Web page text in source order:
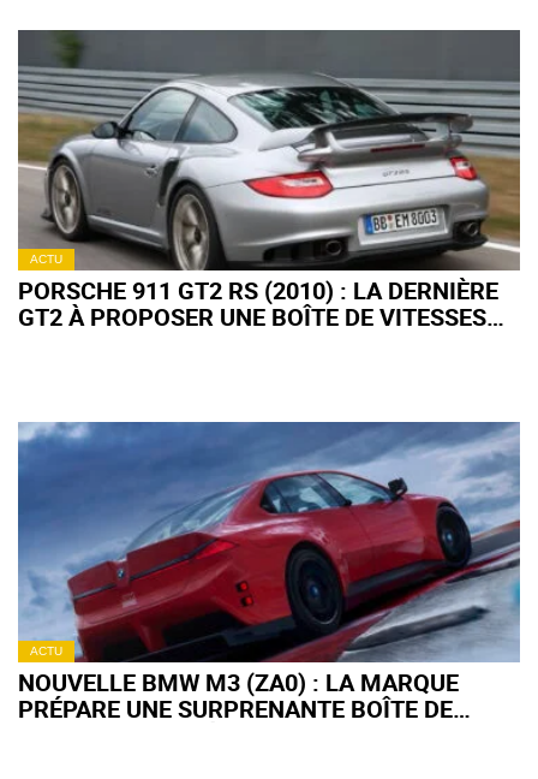
ACTU
PORSCHE 911 GT2 RS (2010) : LA DERNIÈRE
GT2 À PROPOSER UNE BOÎTE DE VITESSES
ACTU
NOUVELLE BMW M3 (ZA0) : LA MARQUE
PRÉPARE UNE SURPRENANTE BOÎTE DE